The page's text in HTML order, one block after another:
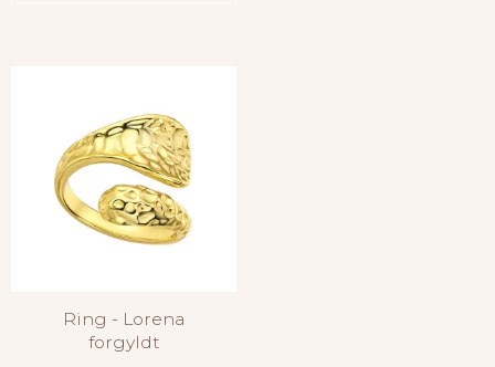
Ring - Lorena
forgyldt